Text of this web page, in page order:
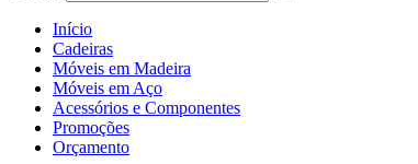
Início
Cadeiras
Móveis em Madeira
Móveis em Aço
Acessórios e Componentes
Promoções
Orçamento